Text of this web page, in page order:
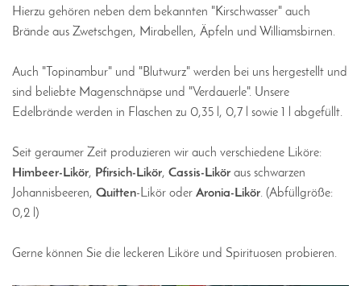
Hierzu gehören neben dem bekannten "Kirschwasser" auch
Brände aus Zwetschgen, Mirabellen, Äpfeln und Williamsbirnen.
Auch "Topinambur" und "Blutwurz" werden bei uns hergestellt und
sind beliebte Magenschnäpse und "Verdauerle". Unsere
Edelbrände werden in Flaschen zu 0,35 l, 0,7 l sowie 1 l abgefüllt.
Seit geraumer Zeit produzieren wir auch verschiedene Liköre:
Himbeer-Likör, Pfirsich-Likör, Cassis-Likör aus schwarzen
Johannisbeeren, Quitten-Likör oder Aronia-Likör. (Abfüllgröße:
0,2 l)
Gerne können Sie die leckeren Liköre und Spirituosen probieren.